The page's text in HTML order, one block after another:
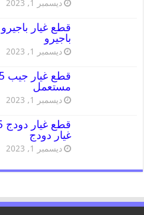
ديسمبر 1, 2023
باجيرو
ديسمبر 1, 2023
مستعمل
ديسمبر 1, 2023
غيار دودج
ديسمبر 1, 2023